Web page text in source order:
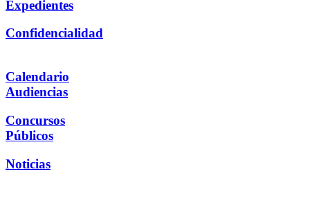
Expedientes
Confidencialidad
Calendario
Audiencias
Concursos
Públicos
Noticias